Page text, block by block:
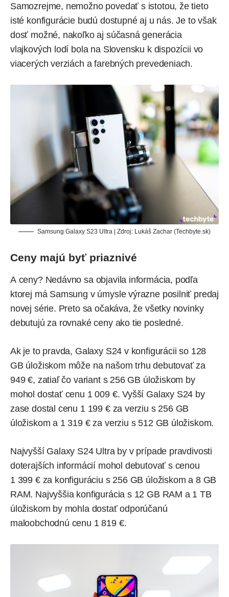
Samozrejme, nemožno povedať s istotou, že tieto
isté konfigurácie budú dostupné aj u nás. Je to však
dosť možné, nakoľko aj súčasná generácia
vlajkových lodí bola na Slovensku k dispozícii vo
viacerých verziách a farebných prevedeniach.
Samsung Galaxy S23 Ultra | Zdroj: Lukáš Zachar (Techbyte.sk)
Ceny majú byť priaznivé
A ceny? Nedávno sa objavila informácia, podľa
ktorej má Samsung v úmysle výrazne posilniť predaj
novej série. Preto sa očakáva, že všetky novinky
debutujú za rovnaké ceny ako tie posledné.
Ak je to pravda, Galaxy S24 v konfigurácii so 128
GB úložiskom môže na našom trhu debutovať za
949 €, zatiaľ čo variant s 256 GB úložiskom by
mohol dostať cenu 1 009 €. Vyšší Galaxy S24 by
zase dostal cenu 1 199 € za verziu s 256 GB
úložiskom a 1 319 € za verziu s 512 GB úložiskom.
Najvyšší Galaxy S24 Ultra by v prípade pravdivosti
doterajších informácií mohol debutovať s cenou
1 399 € za konfiguráciu s 256 GB úložiskom a 8 GB
RAM. Najvyššia konfigurácia s 12 GB RAM a 1 TB
úložiskom by mohla dostať odporúčanú
maloobchodnú cenu 1 819 €.